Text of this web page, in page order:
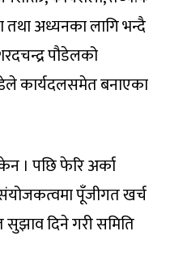
तथा अध्यनका लागि भन्दै
पौडेलको
कार्यदलसमेत बनाएका
। पछि फेरि अर्का
पूँजीगत खर्च
दिने गरी समिति